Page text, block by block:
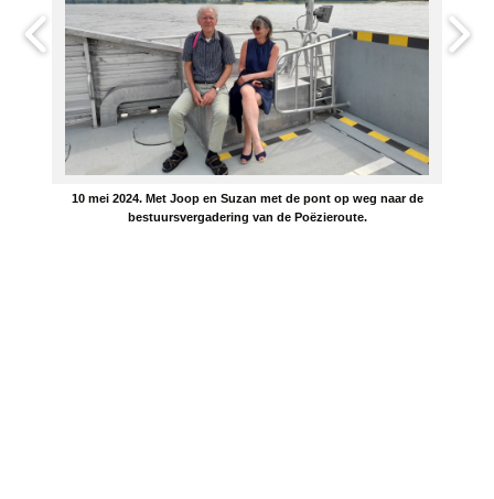
10 mei 2024. Met Joop en Suzan met de pont op weg naar de
bestuursvergadering van de Poëzieroute.